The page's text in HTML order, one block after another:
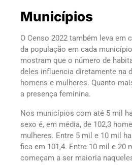
Municípios
O Censo 2022 também leva em
da população em cada
mostram que o número de
deles influencia diretamente na
homens e mulheres. Quanto
a presença feminina.
Nos municípios com até 5 mil
sexo é, em média, de 102,3
mulheres. Entre 5 mil e 10 mil
fica em 101,4. Entre 10 mil e 20
começam a ser maioria